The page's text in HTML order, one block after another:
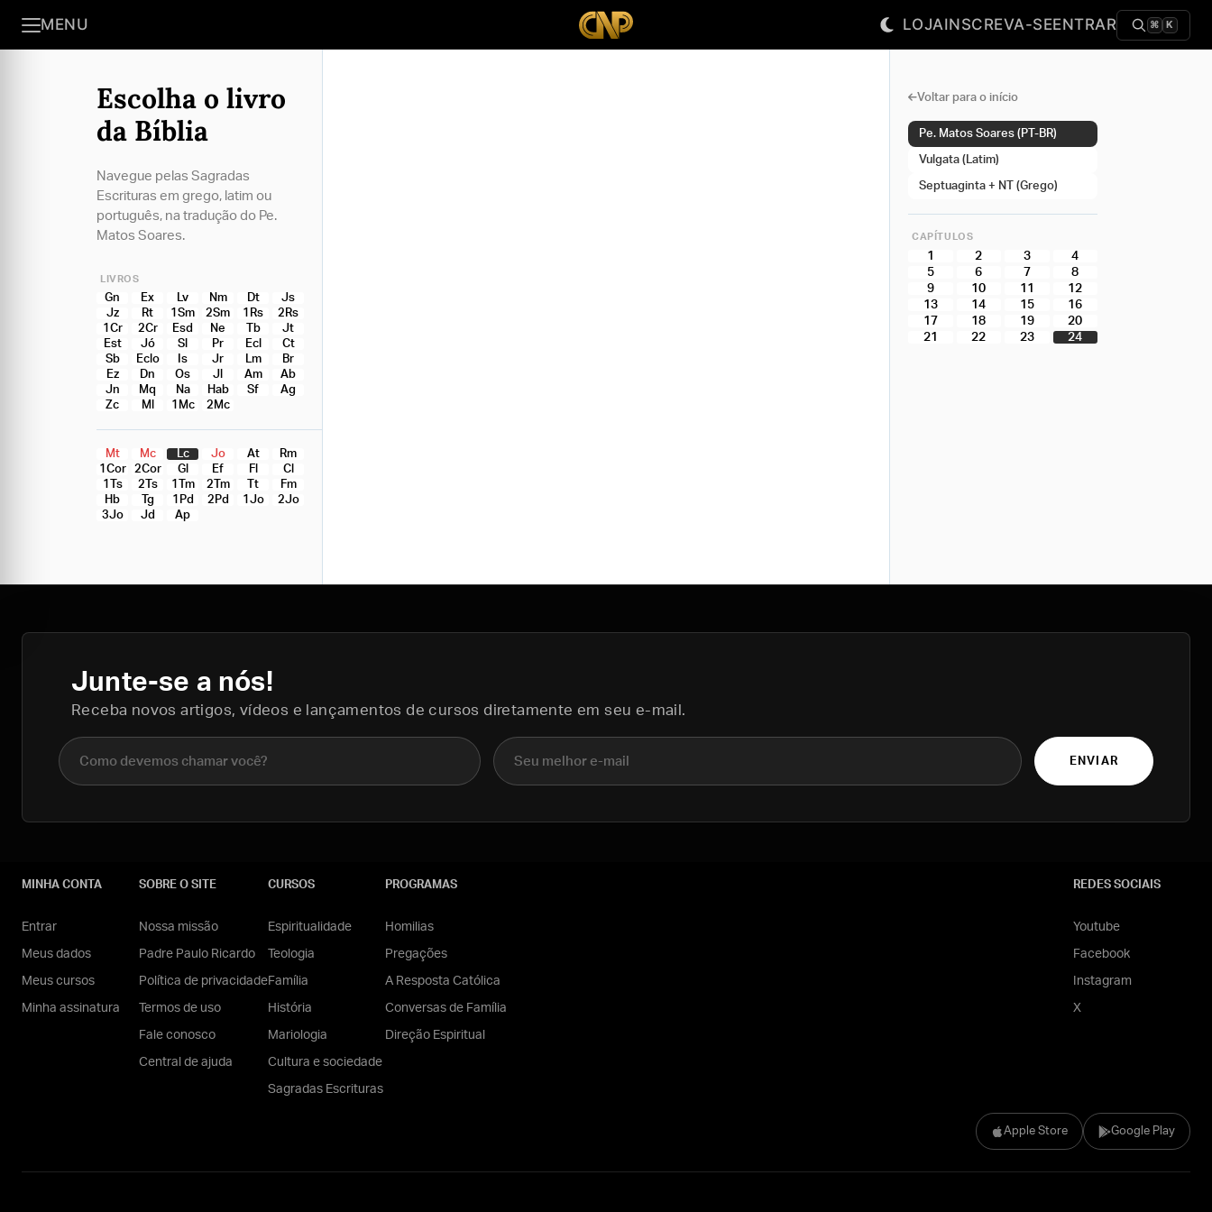
MENU LOJAINSCREVA-SEENTRAR ⌘ K
Escolha o livro
da Bíblia
Navegue pelas Sagradas
Escrituras em grego, latim ou
português, na tradução do Pe.
Matos Soares.
LIVROS
Gn Ex Lv Nm Dt
Js
Jz
Rt 1Sm 2Sm 1Rs
2Rs
1Cr
2Cr Esd Ne Tb
Jt
Est
Jó Sl Pr Ecl
Ct
Sb
Eclo Is Jr Lm
Br
Ez
Dn Os Jl Am
Ab
Jn
Mq Na Hab Sf
Ag
Zc
Ml 1Mc 2Mc
Mt Mc Lc Jo At
Rm
1Cor
2Cor Gl Ef Fl
Cl
1Ts
2Ts 1Tm 2Tm Tt
Fm
Hb
Tg 1Pd 2Pd 1Jo
2Jo
3Jo
Jd Ap
Voltar para o início
Pe. Matos Soares (PT-BR)
Vulgata (Latim)
Septuaginta + NT (Grego)
CAPÍTULOS
1 2 3
4
5
6 7
8
9
10 11
12
13
14 15
16
17
18 19
20
21
22 23 24
Junte-se a nós!
Receba novos artigos, vídeos e lançamentos de cursos diretamente em seu e-mail.
Nome completo E-mail
ENVIAR
Apple Store Google Play
MINHA CONTA
Entrar
Meus dados
Meus cursos
Minha assinatura
SOBRE O SITE
Nossa missão
Padre Paulo Ricardo
Política de privacidade
Termos de uso
Fale conosco
Central de ajuda
CURSOS
Espiritualidade
Teologia
Família
História
Mariologia
Cultura e sociedade
Sagradas Escrituras
PROGRAMAS
Homilias
Pregações
A Resposta Católica
Conversas de Família
Direção Espiritual
REDES SOCIAIS
Youtube
Facebook
Instagram
X